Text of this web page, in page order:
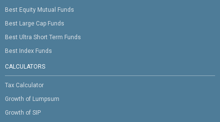
Best Equity Mutual Funds
Best Large Cap Funds
Best Ultra Short Term Funds
Best Index Funds
CALCULATORS
Tax Calculator
Growth of Lumpsum
Growth of SIP